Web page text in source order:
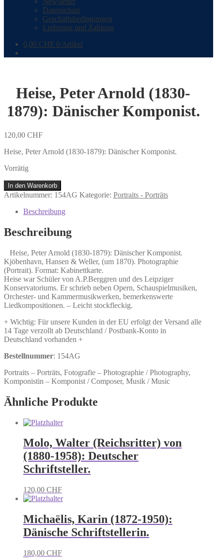
Datenschutz
Geschäftsbedingungen
Lieferung und Zahlung
0,00 CHF 0 Artikel
Heise, Peter Arnold (1830-
1879): Dänischer Komponist.
120,00 CHF
Heise, Peter Arnold (1830-1879): Dänischer Komponist.
Vorrätig
Heise,
Peter
(1830-
Dänischer
Komponist.
In den Warenkorb
Artikelnummer: 154AG Kategorie: Portraits - Porträts
Beschreibung
Beschreibung
Heise, Peter Arnold (1830-1879): Dänischer Komponist.
Kjöbenhavn, Hansen & Weller, (um 1870). Photographie
(Portrait). Format: Kabinettkarte.
Heise war Schüler von A.P.Berggren und des Leipziger
Konservatoriums. Er schrieb neben Opern, Schauspielmusiken,
Orchester- und Kammermusikwerken, bemerkenswerte
Liedkompositionen. – Leicht stockfleckig.
+ Wichtig: Für unsere Kunden in der EU erfolgt der Versand alle
14 Tage verzollt ab Deutschland / Postbank-Konto in
Deutschland vorhanden +
Bestellnummer: 154AG
Portraits – Porträts, Fotografie – Photographie / Photography,
Komponistin – Komponist / Composer, Musik / Music
Ähnliche Produkte
Molo, Walter (Reichsritter) von
(1880-1958): Deutscher
Schriftsteller.
120,00 CHF
Michaëlis, Karin (1872-1950):
Dänische Schriftstellerin.
180,00 CHF